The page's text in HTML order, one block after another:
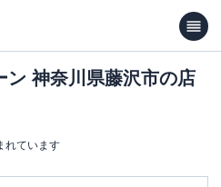
ン 神奈川県藤沢市の店
れています